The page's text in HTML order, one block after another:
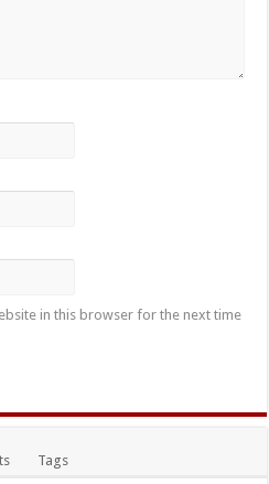
in this browser for the next time
Tags